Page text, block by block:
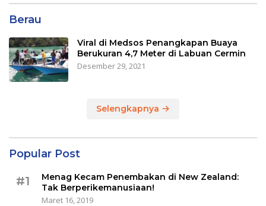
Berau
Viral di Medsos Penangkapan Buaya
Berukuran 4,7 Meter di Labuan Cermin
Desember 29, 2021
Selengkapnya
Popular Post
#1
Menag Kecam Penembakan di New Zealand:
Tak Berperikemanusiaan!
Maret 16, 2019